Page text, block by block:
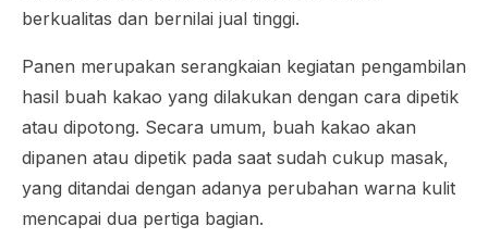
berkualitas dan bernilai jual tinggi.
Panen merupakan serangkaian kegiatan pengambilan
hasil buah kakao yang dilakukan dengan cara dipetik
atau dipotong. Secara umum, buah kakao akan
dipanen atau dipetik pada saat sudah cukup masak,
yang ditandai dengan adanya perubahan warna kulit
mencapai dua pertiga bagian.